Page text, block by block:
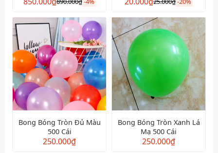
Bong Bóng Tròn Đủ Màu
500 Cái
250.000₫
Bong Bóng Tròn Xanh Lá
Mạ 500 Cái
250.000₫